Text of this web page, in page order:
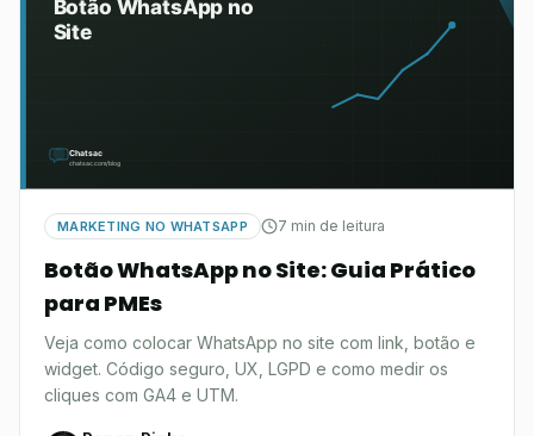
MARKETING NO WHATSAPP 7 min de leitura
Botão WhatsApp no Site: Guia Prático
para PMEs
Veja como colocar WhatsApp no site com link, botão e
widget. Código seguro, UX, LGPD e como medir os
cliques com GA4 e UTM.